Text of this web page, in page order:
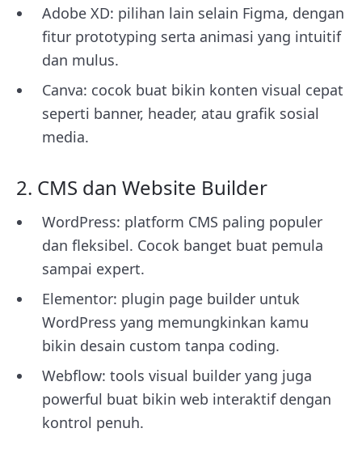
Adobe XD: pilihan lain selain Figma, dengan
fitur prototyping serta animasi yang intuitif
dan mulus.
Canva: cocok buat bikin konten visual cepat
seperti banner, header, atau grafik sosial
media.
2. CMS dan Website Builder
WordPress: platform CMS paling populer
dan fleksibel. Cocok banget buat pemula
sampai expert.
Elementor: plugin page builder untuk
WordPress yang memungkinkan kamu
bikin desain custom tanpa coding.
Webflow: tools visual builder yang juga
powerful buat bikin web interaktif dengan
kontrol penuh.